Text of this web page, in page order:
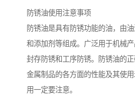
防锈油使用注意事项
防锈油是具有防锈功能的油，由
和添加剂等组成。广泛用于机械
封存防锈和工序防锈。防锈油的
金属制品的各方面的性能及其使
用一定要注意。